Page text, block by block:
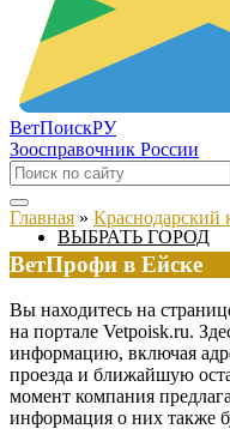
ВетПоискРУ
Зоосправочник России
ВЫБРАТЬ ГОРОД
Главная » Краснодарский
ВетПрофи в Ейске
Вы находитесь на
на портале Vetpoisk.ru.
информацию, включая
проезда и ближайшую
момент компания
информация о них также